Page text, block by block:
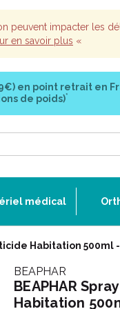
peuvent impacter les
en savoir plus «
en point retrait en
de poids)*
médical
Habitation 500ml
BEAPHAR
BEAPHAR
Habitation